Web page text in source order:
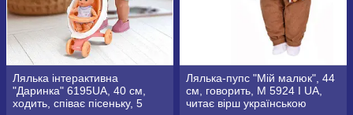
Лялька інтерактивна
"Даринка" 6195UA, 40 см,
ходить, співає пісеньку, 5
Лялька-пупс "Мій малюк", 44
см, говорить, M 5924 I UA,
читає вірш українською